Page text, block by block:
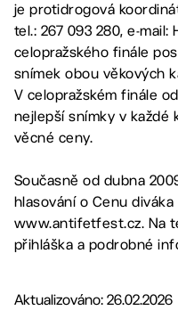
je protidrogová
tel.: 267 093 280, e-mail:
celopražského finále
snímek obou věkových
V celopražském finále
nejlepší snímky v každé
věcné ceny.
Současně od dubna
hlasování o Cenu
www.antifetfest.cz. Na
přihláška a podrobné
Aktualizováno: 26.02.2026